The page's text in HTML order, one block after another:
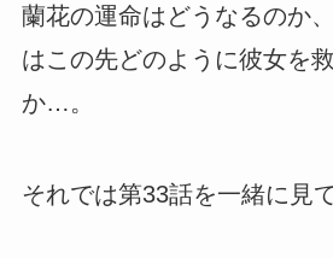
蘭花の運命はどうなるのか
はこの先どのように彼女を
か…。
それでは第33話を一緒に見